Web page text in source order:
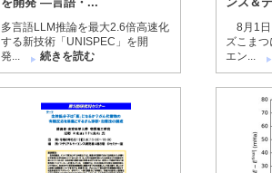
多言語LLM推論を最大2.6倍高速化
する新技術「UNISPEC」を開
発...
続きを読む
8月1日
ズこま
エン...